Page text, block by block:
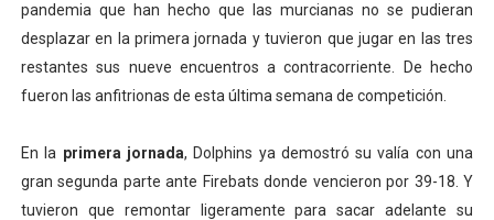
pandemia que han hecho que las murcianas no se pudieran
desplazar en la primera jornada y tuvieron que jugar en las tres
restantes sus nueve encuentros a contracorriente. De hecho
fueron las anfitrionas de esta última semana de competición.
En la primera jornada, Dolphins ya demostró su valía con una
gran segunda parte ante Firebats donde vencieron por 39-18. Y
tuvieron que remontar ligeramente para sacar adelante su